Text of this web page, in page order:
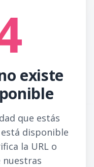
existe
que estás
disponible
la URL o
nuestras